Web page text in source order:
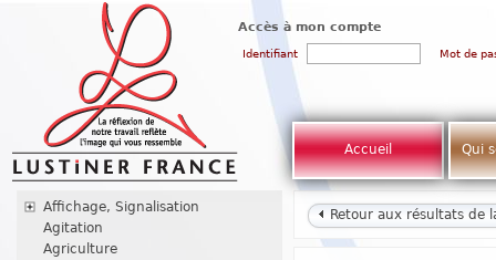
Accès à mon compte
Identifiant Mot de
Accueil Qui
Affichage, Signalisation
Agitation
Agriculture
Retour aux résultats de